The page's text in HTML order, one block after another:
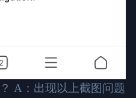
A：出现以上截图问题